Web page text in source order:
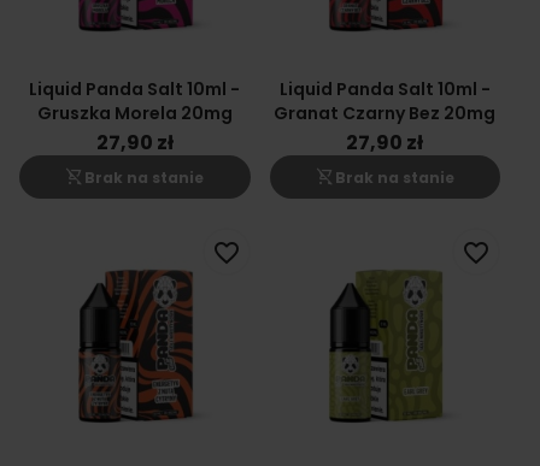
Liquid Panda Salt 10ml -
Gruszka Morela 20mg
27,90 zł
shopping_cart_off Brak na stanie
Liquid Panda Salt 10ml -
Granat Czarny Bez 20mg
27,90 zł
shopping_cart_off Brak na stanie
favorite_border favorite_border